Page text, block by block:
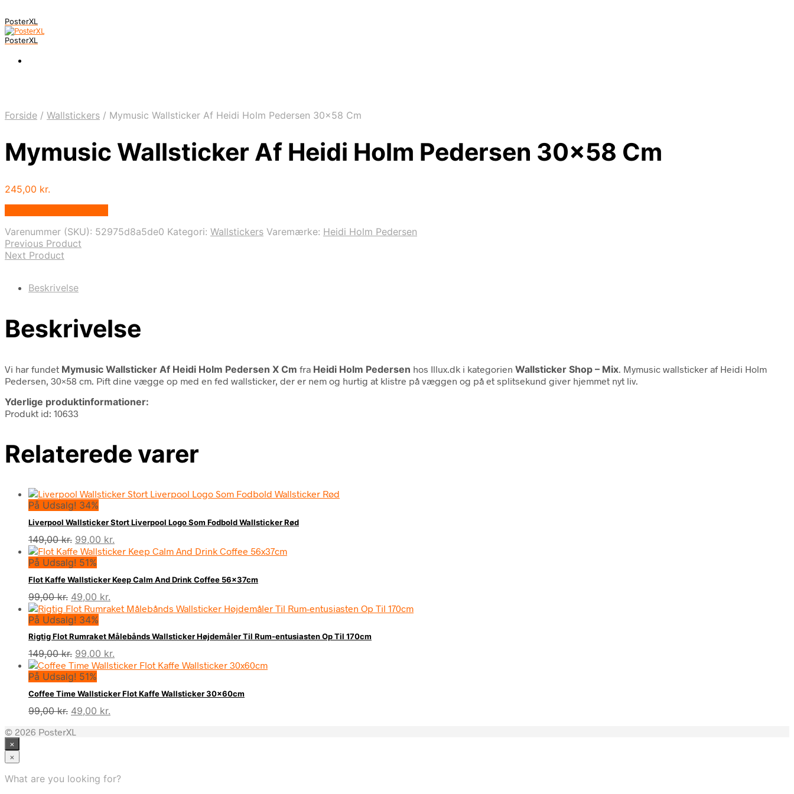
PosterXL
PosterXL
Forside / Wallstickers / Mymusic Wallsticker Af Heidi Holm Pedersen 30×58 Cm
Mymusic Wallsticker Af Heidi Holm Pedersen 30×58 Cm
245,00 kr.
Varenummer (SKU): 52975d8a5de0 Kategori: Wallstickers Varemærke: Heidi Holm Pedersen
Previous Product
Next Product
Beskrivelse
Beskrivelse
Vi har fundet Mymusic Wallsticker Af Heidi Holm Pedersen X Cm fra Heidi Holm Pedersen hos Illux.dk i kategorien Wallsticker Shop – Mix . Mymusic wallsticker af Heidi Holm
Pedersen, 30×58 cm. Pift dine vægge op med en fed wallsticker, der er nem og hurtig at klistre på væggen og på et splitsekund giver hjemmet nyt liv.
Yderlige produktinformationer:
Produkt id: 10633
Relaterede varer
På Udsalg! 34%
Liverpool Wallsticker Stort Liverpool Logo Som Fodbold Wallsticker Rød
149,00kr. Den
oprindelige
pris
var:
149,00 kr..
99,00 kr.
aktuelle
er:
99,00 kr..
På Udsalg! 51%
Flot Kaffe Wallsticker Keep Calm And Drink Coffee 56x37cm
99,00kr. Den
oprindelige
pris
var:
99,00 kr..
49,00 kr.
aktuelle
er:
49,00 kr..
På Udsalg! 34%
Rigtig Flot Rumraket Målebånds Wallsticker Højdemåler Til Rum-entusiasten Op Til 170cm
149,00kr. Den
oprindelige
pris
var:
149,00 kr..
99,00 kr.
aktuelle
er:
99,00 kr..
På Udsalg! 51%
Coffee Time Wallsticker Flot Kaffe Wallsticker 30x60cm
99,00kr. Den
pris
49,00 kr.
© 2026 PosterXL
×
×
What are you looking for?